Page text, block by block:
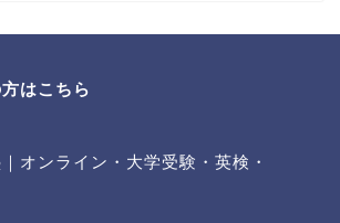
はこちら
オンライン・大学受験・英検・